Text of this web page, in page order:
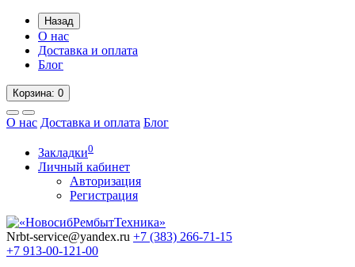
Назад
О нас
Доставка и оплата
Блог
Корзина: 0
О нас Доставка и оплата Блог
Закладки0
Личный кабинет
Авторизация
Регистрация
Nrbt-service@yandex.ru +7 (383) 266-71-15
+7 913-00-121-00